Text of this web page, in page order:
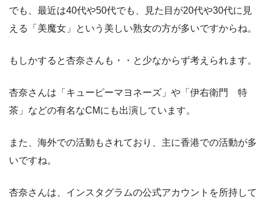
でも、最近は40代や50代でも、見た目が20代や30代に見
える「美魔女」という美しい熟女の方が多いですからね。
もしかすると杏奈さんも・・と少なからず考えられます。
杏奈さんは「キューピーマヨネーズ」や「伊右衛門 特
茶」などの有名なCMにも出演しています。
また、海外での活動もされており、主に香港での活動が多
いですね。
杏奈さんは、インスタグラムの公式アカウントを所持して